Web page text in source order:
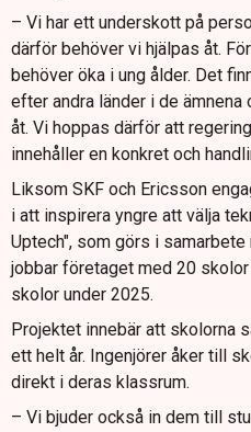
– Vi har ett underskott på
därför behöver vi hjälpas åt.
behöver öka i ung ålder. Det
efter andra länder i de
åt. Vi hoppas därför att
innehåller en konkret och
Liksom SKF och Ericsson
i att inspirera yngre att välja
Uptech", som görs i
jobbar företaget med 20
skolor under 2025.
Projektet innebär att skolorna
ett helt år. Ingenjörer åker till
direkt i deras klassrum.
– Vi bjuder också in dem till